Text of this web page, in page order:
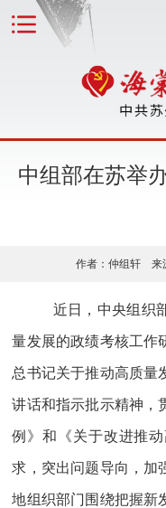
中组部在苏举
作者：仲组轩 来
近日，中央组织
量发展的政绩考核工作
总书记关于推动高质量
讲话和指示批示精神，
例》和《关于改进推
求，突出问题导向，加
地组织部门围绕把握新